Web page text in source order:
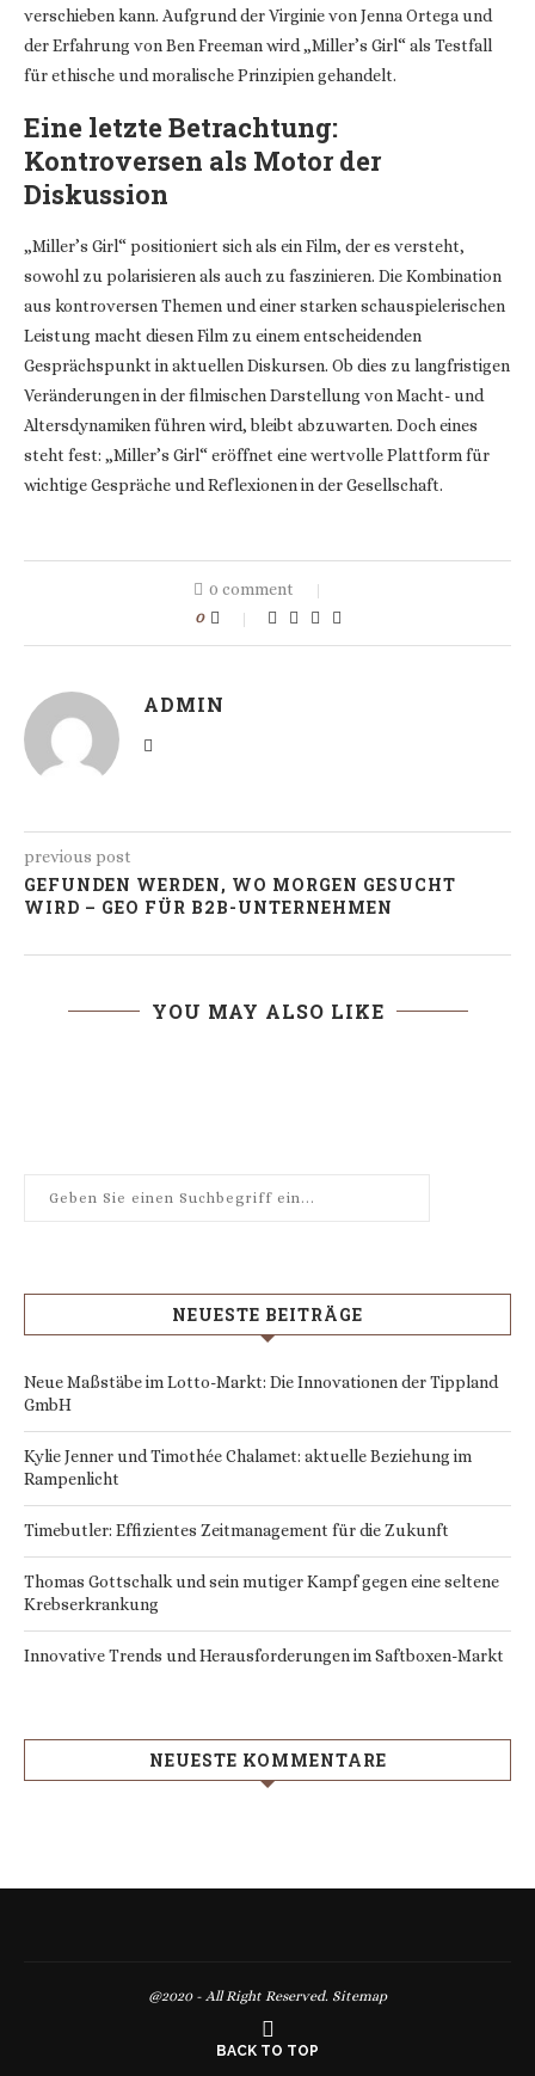
verschieben kann. Aufgrund der Virginie von Jenna Ortega und
der Erfahrung von Ben Freeman wird „Miller’s Girl“ als Testfall
für ethische und moralische Prinzipien gehandelt.
Eine letzte Betrachtung:
Kontroversen als Motor der
Diskussion
„Miller’s Girl“ positioniert sich als ein Film, der es versteht,
sowohl zu polarisieren als auch zu faszinieren. Die Kombination
aus kontroversen Themen und einer starken schauspielerischen
Leistung macht diesen Film zu einem entscheidenden
Gesprächspunkt in aktuellen Diskursen. Ob dies zu langfristigen
Veränderungen in der filmischen Darstellung von Macht- und
Altersdynamiken führen wird, bleibt abzuwarten. Doch eines
steht fest: „Miller’s Girl“ eröffnet eine wertvolle Plattform für
wichtige Gespräche und Reflexionen in der Gesellschaft.
0 comment
0
ADMIN
previous post
GEFUNDEN WERDEN, WO MORGEN GESUCHT
WIRD – GEO FÜR B2B-UNTERNEHMEN
YOU MAY ALSO LIKE
NEUESTE BEITRÄGE
Neue Maßstäbe im Lotto-Markt: Die Innovationen der Tippland
GmbH
Kylie Jenner und Timothée Chalamet: aktuelle Beziehung im
Rampenlicht
Timebutler: Effizientes Zeitmanagement für die Zukunft
Thomas Gottschalk und sein mutiger Kampf gegen eine seltene
Krebserkrankung
Innovative Trends und Herausforderungen im Saftboxen-Markt
NEUESTE KOMMENTARE
@2020 - All Right Reserved. Sitemap
BACK TO TOP